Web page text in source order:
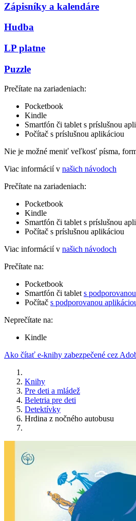
Zápisníky a kalendáre
Hudba
LP platne
Puzzle
Prečítate na zariadeniach:
Pocketbook
Kindle
Smartfón či tablet s príslušnou
Počítač s príslušnou aplikáciou
Nie je možné meniť veľkosť písma,
Viac informácií v našich návodoch
Prečítate na zariadeniach:
Pocketbook
Kindle
Smartfón či tablet s príslušnou
Počítač s príslušnou aplikáciou
Viac informácií v našich návodoch
Prečítate na:
Pocketbook
Smartfón či tablet s
Počítač s podporovanou
Neprečítate na:
Kindle
Ako čítať e-knihy zabezpečené cez
Knihy
Pre deti a mládež
Beletria pre deti
Detektívky
Hrdina z nočného autobusu